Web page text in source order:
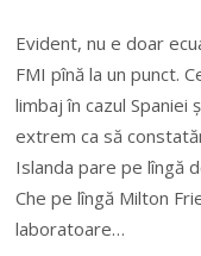
Evident, nu e doar
FMI pînă la un punct.
limbaj în cazul Spaniei
extrem ca să
Islanda pare pe lîngă
Che pe lîngă Milton
laboratoare…